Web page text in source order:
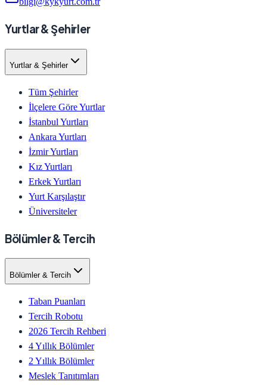
Yurtlar & Şehirler
Yurtlar & Şehirler
Tüm Şehirler
İlçelere Göre Yurtlar
İstanbul Yurtları
Ankara Yurtları
İzmir Yurtları
Kız Yurtları
Erkek Yurtları
Yurt Karşılaştır
Üniversiteler
Bölümler & Tercih
Bölümler & Tercih
Taban Puanları
Tercih Robotu
2026 Tercih Rehberi
4 Yıllık Bölümler
2 Yıllık Bölümler
Meslek Tanıtımları